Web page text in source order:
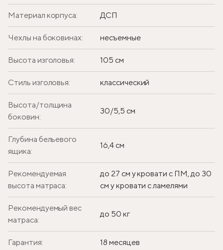
Материал корпуса: ДСП
Чехлы на боковинах: несъемные
Высота изголовья: 105 см
Стиль изголовья: классический
Высота/толщина
боковин:
30/5,5 см
Глубина бельевого
ящика:
16,4 см
Рекомендуемая
высота матраса:
до 27 см у кровати с ПМ, до 30
см у кровати с ламелями
Рекомендуемый вес
матраса:
до 50 кг
Гарантия: 18 месяцев